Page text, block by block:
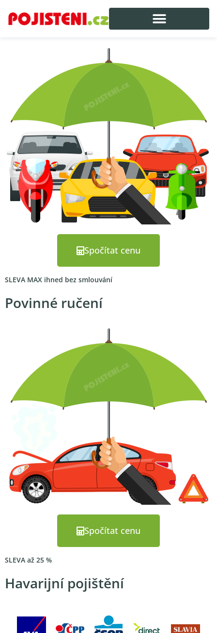
Spočítat cenu
SLEVA MAX ihned bez smlouvání
Povinné ručení
Spočítat cenu
SLEVA až 25 %
Havarijní pojištění